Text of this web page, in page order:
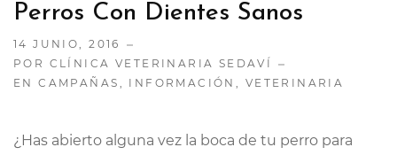
Perros Con Dientes Sanos
14 JUNIO, 2016
POR CLÍNICA VETERINARIA SEDAVÍ
ENCAMPAÑAS , INFORMACIÓN , VETERINARIA
¿Has abierto alguna vez la boca de tu perro para